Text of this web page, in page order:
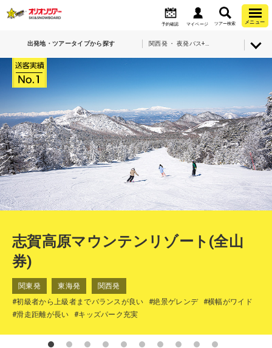
予約確認 マイページ ツアー検索 メニュー
出発地・ツアータイプから探す
志賀高原マウンテンリゾート(全山
券)
関東発 東海発
関西発
#初級者から上級者までバランスが良い
#絶景ゲレンデ
#横幅がワイド
#滑走距離が長い
#キッズパーク充実